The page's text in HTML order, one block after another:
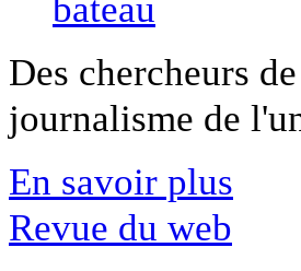
Des chercheurs
journalisme de
En savoir plus
Revue du web